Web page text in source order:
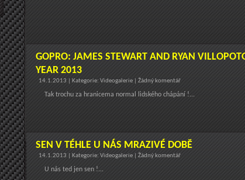
GOPRO: JAMES STEWART AND RYAN
YEAR 2013
14.1.2013 | Kategorie: Videogalerie | Žádný komentář
Tak trochu za hranicema normal lidského chápání !...
SEN V TÉHLE U NÁS MRAZIVÉ DOBĚ
14.1.2013 | Kategorie: Videogalerie | Žádný komentář
U nás ted jen sen !...